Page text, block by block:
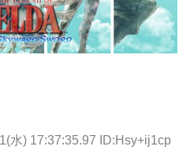
水) 17:37:35.97 ID:Hsy+ij1cp